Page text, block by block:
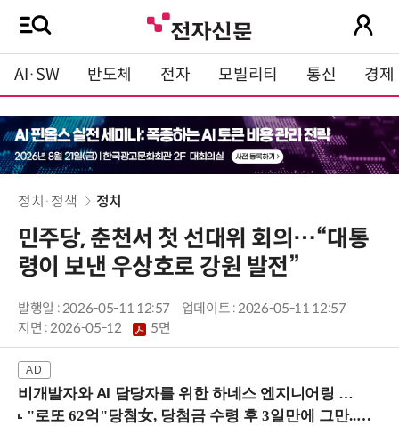
AI·SW 반도체 전자 모빌리티 통신 경제
정치·정책 정치
민주당, 춘천서 첫 선대위 회의…“대통
령이 보낸 우상호로 강원 발전”
발행일 : 2026-05-11 12:57
업데이트 : 2026-05-11 12:57
지면 :2026-05-12 5면
비개발자와 AI 담당자를 위한 하네스 엔지니어링 입문과정 (8/20 신논현역)